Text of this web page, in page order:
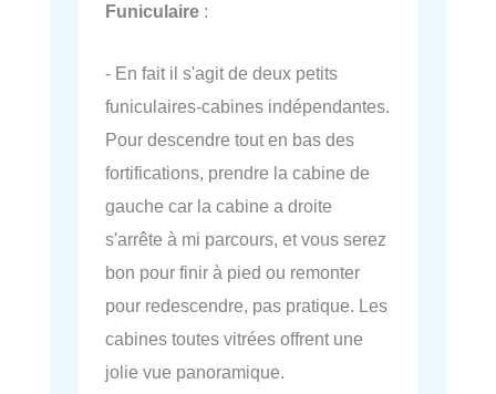
Funiculaire :
- En fait il s'agit de deux petits
funiculaires-cabines indépendantes.
Pour descendre tout en bas des
fortifications, prendre la cabine de
gauche car la cabine a droite
s'arrête à mi parcours, et vous serez
bon pour finir à pied ou remonter
pour redescendre, pas pratique. Les
cabines toutes vitrées offrent une
jolie vue panoramique.